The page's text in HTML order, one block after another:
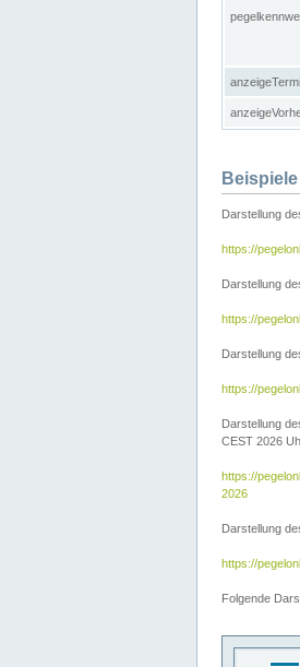
Beispiele
Darstellung
https://
Darstellung
https://
Darstellung
https://
Darstellung
CEST 2026
https://
2026
Darstellung
https://
Folgende